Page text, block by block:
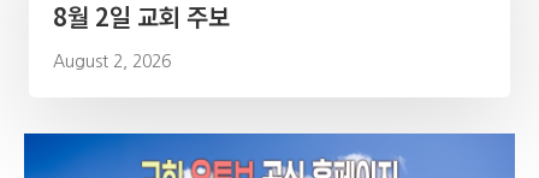
8월 2일 교회 주보
August 2, 2026